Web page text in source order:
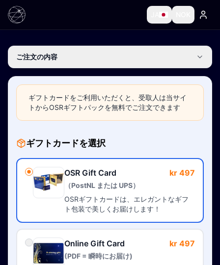
ご注文の内容
ギフトカードをご利用いただくと、受取人は当サイ
トからOSRギフトパックを無料でご注文できます
ギフトカードを選択
OSR Gift Card kr 497
（PostNL または UPS）
OSRギフトカードは、エレガントなギフ
ト包装で美しくお届けします！
Online Gift Card kr 497
(PDF = 瞬時にお届け)